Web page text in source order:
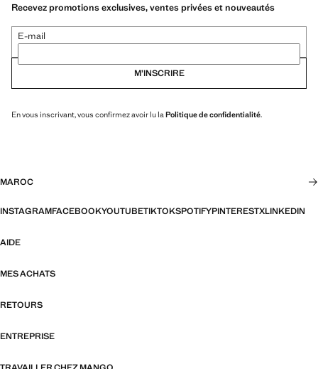
Recevez promotions exclusives, ventes privées et nouveautés
E-mail
M’INSCRIRE
En vous inscrivant, vous confirmez avoir lu la Politique de confidentialité.
MAROC
INSTAGRAMFACEBOOKYOUTUBETIKTOKSPOTIFYPINTERESTXLINKEDIN
AIDE
MES ACHATS
RETOURS
ENTREPRISE